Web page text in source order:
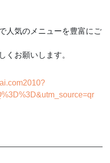
人気のメニューを豊富にご
くお願いします。